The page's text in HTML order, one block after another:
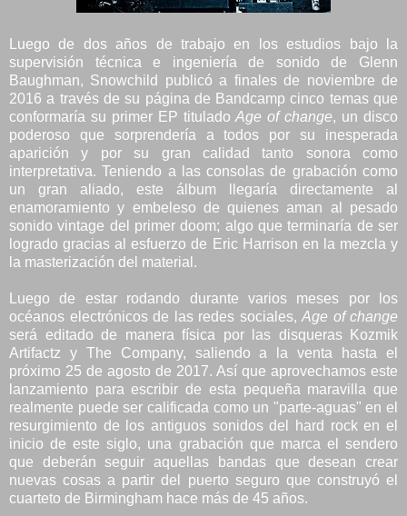
Luego de dos años de trabajo en los estudios bajo la
supervisión técnica e ingeniería de sonido de Glenn
Baughman, Snowchild publicó a finales de noviembre de
2016 a través de su página de Bandcamp cinco temas que
conformaría su primer EP tituladoAge of change, un disco
poderoso que sorprendería a todos por su inesperada
aparición y por su gran calidad tanto sonora como
interpretativa. Teniendo a las consolas de grabación como
un gran aliado, este álbum llegaría directamente al
enamoramiento y embeleso de quienes aman al pesado
sonido vintage del primer doom; algo que terminaría de ser
logrado gracias al esfuerzo de Eric Harrison en la mezcla y
la masterización del material.
Luego de estar rodando durante varios meses por los
océanos electrónicos de las redes sociales, Age of change
será editado de manera física por las disqueras Kozmik
Artifactz y The Company, saliendo a la venta hasta el
próximo 25 de agosto de 2017. Así que aprovechamos este
lanzamiento para escribir de esta pequeña maravilla que
realmente puede ser calificada como un "parte-aguas" en el
resurgimiento de los antiguos sonidos del hard rock en el
inicio de este siglo, una grabación que marca el sendero
que deberán seguir aquellas bandas que desean crear
nuevas cosas a partir del puerto seguro que construyó el
cuarteto de Birmingham hace más de 45 años.